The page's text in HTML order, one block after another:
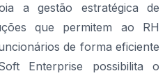
a gestão estratégica de
que permitem ao RH
de forma eficiente
Enterprise possibilita o